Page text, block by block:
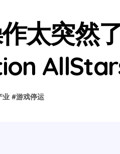
能翻倍 三星把最新存储技术给了
众遇冷、高端梦碎：小鹏的“多
？不，比Model 3有面儿——试
太突然
业 #游戏停运